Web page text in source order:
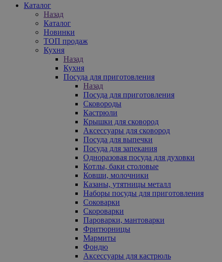
Каталог
Назад
Каталог
Новинки
ТОП продаж
Кухня
Назад
Кухня
Посуда для приготовления
Назад
Посуда для приготовления
Сковороды
Кастрюли
Крышки для сковород
Аксессуары для сковород
Посуда для выпечки
Посуда для запекания
Одноразовая посуда для духовки
Котлы, баки столовые
Ковши, молочники
Казаны, утятницы металл
Наборы посуды для приготовления
Соковарки
Скороварки
Пароварки, мантоварки
Фритюрницы
Мармиты
Фондю
Аксессуары для кастрюль